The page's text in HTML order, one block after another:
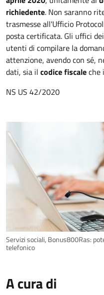
richiedente. Non saranno
trasmesse all'Ufficio
posta certificata. Gli uffici
utenti di compilare la
attenzione, avendo con sé,
dati, sia il codice fiscaleche
NS US 42/2020
Servizi sociali, Bonus800Ras:
telefonico
A cura di